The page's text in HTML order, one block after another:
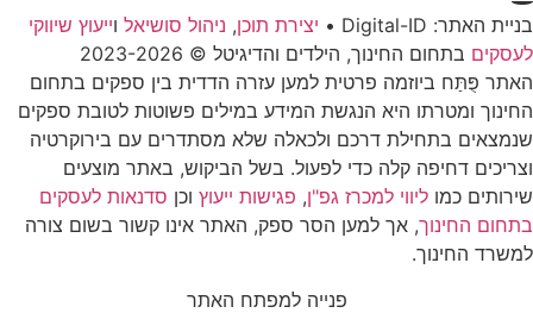
בניית האתר: Digital-ID • יצירת תוכן, ניהול סושיאל וייעוץ שיווקי
לעסקים בתחום החינוך, הילדים והדיגיטל © 2023-2026
האתר פֻּתַּח ביוזמה פרטית למען עזרה הדדית בין ספקים בתחום
החינוך ומטרתו היא הנגשת המידע במילים פשוטות לטובת ספקים
שנמצאים בתחילת דרכם ולכאלה שלא מסתדרים עם בירוקרטיה
וצריכים דחיפה קלה כדי לפעול. בשל הביקוש, באתר מוצעים
שירותים כמו ליווי למכרז גפ"ן, פגישות ייעוץ וכן סדנאות לעסקים
בתחום החינוך, אך למען הסר ספק, האתר אינו קשור בשום צורה
למשרד החינוך.
פנייה למפתח האתר